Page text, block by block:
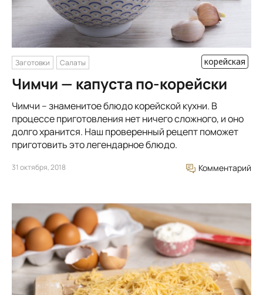
Заготовки Салаты корейская
Чимчи — капуста по-корейски
Чимчи – знаменитое блюдо корейской кухни. В
процессе приготовления нет ничего сложного, и оно
долго хранится. Наш проверенный рецепт поможет
приготовить это легендарное блюдо.
31 октября, 2018 Комментарий